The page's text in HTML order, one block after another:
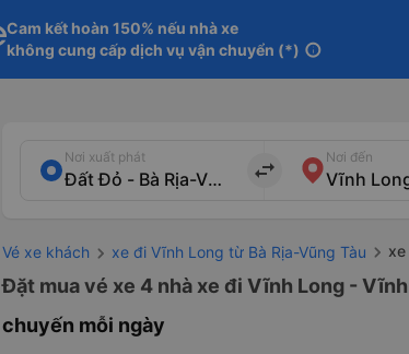
Cam kết hoàn 150% nếu nhà xe
không cung cấp dịch vụ vận chuyển (*) info
Nơi xuất phát
import_export
Nơi đến
Vé xe khách xe đi Vĩnh Long từ Bà Rịa-Vũng Tàu
Đặt mua vé xe 4 nhà xe đi Vĩnh Long -
chuyến mỗi ngày